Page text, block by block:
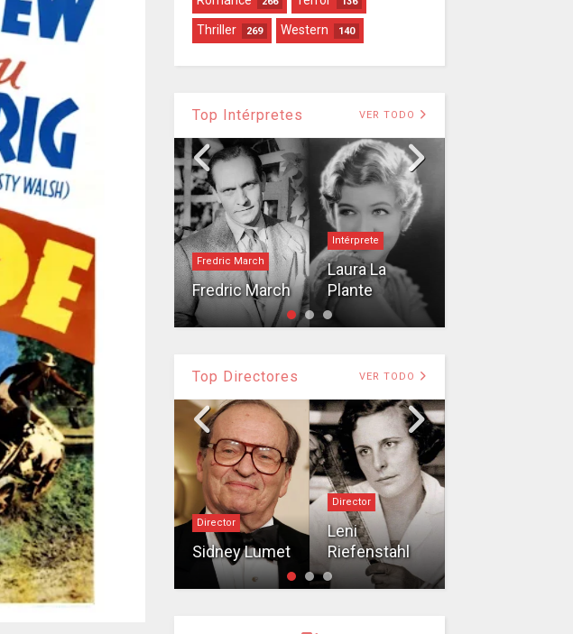
Thriller 269 Western 140
Top Intérpretes VER TODO
Cary Grant
Cary Grant
Fredric March
Fredric March
Intérprete
Laura La
Plante
Top Directores VER TODO
Director
John Ford
Director
Sidney Lumet
Director
Leni
Riefenstahl